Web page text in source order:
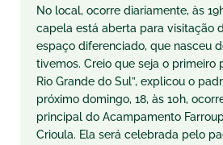
No local, ocorre diariamente, às
capela está aberta para visitação
espaço diferenciado, que nasceu
tivemos. Creio que seja o primeiro
Rio Grande do Sul”, explicou o
próximo domingo, 18, às 10h,
principal do Acampamento
Crioula. Ela será celebrada pelo